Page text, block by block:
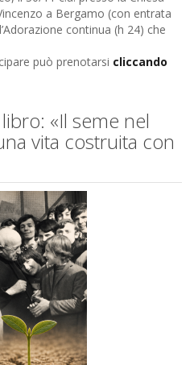
a Bergamo (con entrata
continua (h 24) che
può prenotarsi cliccando
«Il seme nel
vita costruita con